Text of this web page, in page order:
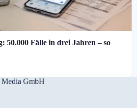
50.000 Fälle in drei Jahren – so
GmbH